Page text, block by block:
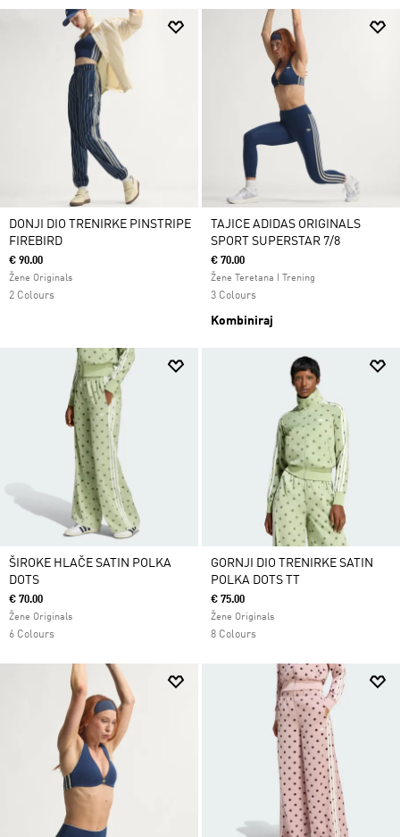
DONJI DIO TRENIRKE PINSTRIPE
FIREBIRD
€ 90.00
Žene Originals
2 Colours
TAJICE ADIDAS ORIGINALS
SPORT SUPERSTAR 7/8
€ 70.00
Žene Teretana I Trening
3 Colours
Kombiniraj
ŠIROKE HLAČE SATIN POLKA
DOTS
€ 70.00
Žene Originals
6 Colours
GORNJI DIO TRENIRKE SATIN
POLKA DOTS TT
€ 75.00
Žene Originals
8 Colours